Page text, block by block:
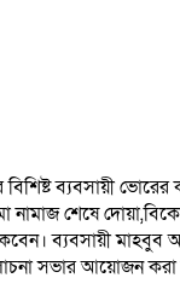
ব্যবসায়ী ভোরের
নামাজ শেষে
ব্যবসায়ী মাহবুব
সভার আয়োজন করা